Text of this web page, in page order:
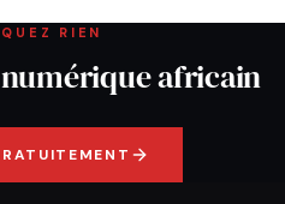
RIEN
africain